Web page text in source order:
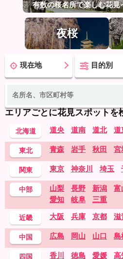
有数の桜名所で楽しむ花見
夜桜
現在地 目的別
エリアごとに花見スポットを
北海道 道央 道南 道北 道
東北 青森 岩手 秋田 宮
関東 東京 神奈川 埼玉
中部 山梨 長野 新潟 富
愛知
岐阜 三重
近畿 大阪 兵庫 京都 滋
中国 広島 岡山 山口 島
四国 香川 徳島 愛媛 高